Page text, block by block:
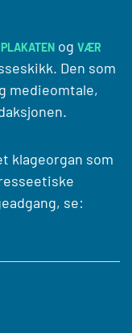
og VÆR
Den som
medieomtale,
klageorgan som
se: